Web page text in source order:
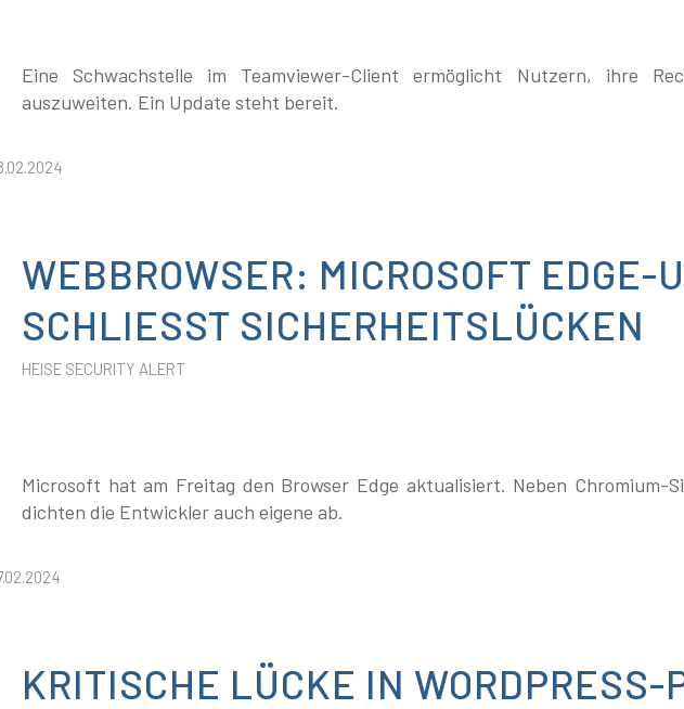
Eine Schwachstelle im Teamviewer-Client ermöglicht Nutzern, ihre
auszuweiten. Ein Update steht bereit.
WEBBROWSER: MICROSOFT EDGE-
SCHLIESST SICHERHEITSLÜCKEN
HEISE SECURITY ALERT
Microsoft hat am Freitag den Browser Edge aktualisiert. Neben Chromium-
dichten die Entwickler auch eigene ab.
KRITISCHE LÜCKE IN WORDPRESS-